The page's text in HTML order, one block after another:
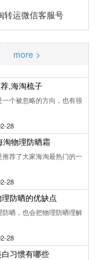
转运微信客服号
more >
,海淘梳子
个被忽略的方向，也有很
28
淘物理防晒霜
荐了大家海淘最热门的一
28
防晒的优缺点
晒，也会把物理防晒理解
28
习惯有哪些